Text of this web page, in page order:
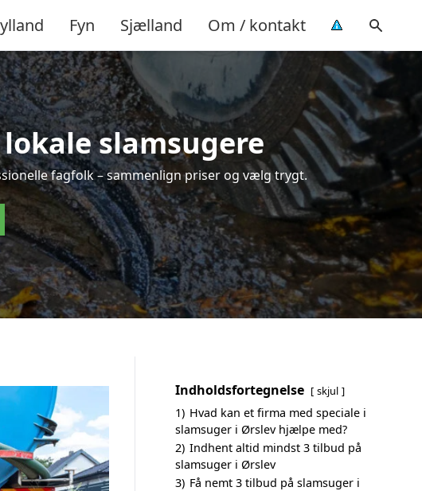
Fyn Sjælland Om / kontakt
slamsugere
fagfolk – sammenlign priser og vælg trygt.
Indholdsfortegnelse skjul
1) Hvad kan et firma med speciale i
slamsuger i Ørslev hjælpe med?
2) Indhent altid mindst 3 tilbud på
slamsuger i Ørslev
3) Få nemt 3 tilbud på slamsuger i